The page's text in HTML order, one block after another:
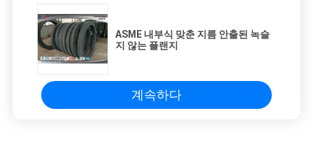
ASME 내부식 맞춘 지름 안출된 녹슬
지 않는 플랜지
계속하다